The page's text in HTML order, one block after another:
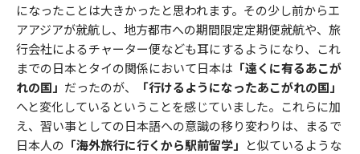
になったことは大きかったと思われます。その少し前からエ
アアジアが就航し、地方都市への期間限定定期便就航や、旅
行会社によるチャーター便なども耳にするようになり、これ
までの日本とタイの関係において日本は 「遠くに有るあこが
れの国」 だったのが、
「行けるようになったあこがれの国」
へと変化しているということを感じていました。これらに加
え、習い事としての日本語への意識の移り変わりは、まるで
日本人の 「海外旅行に行くから駅前留学」 と似ているような